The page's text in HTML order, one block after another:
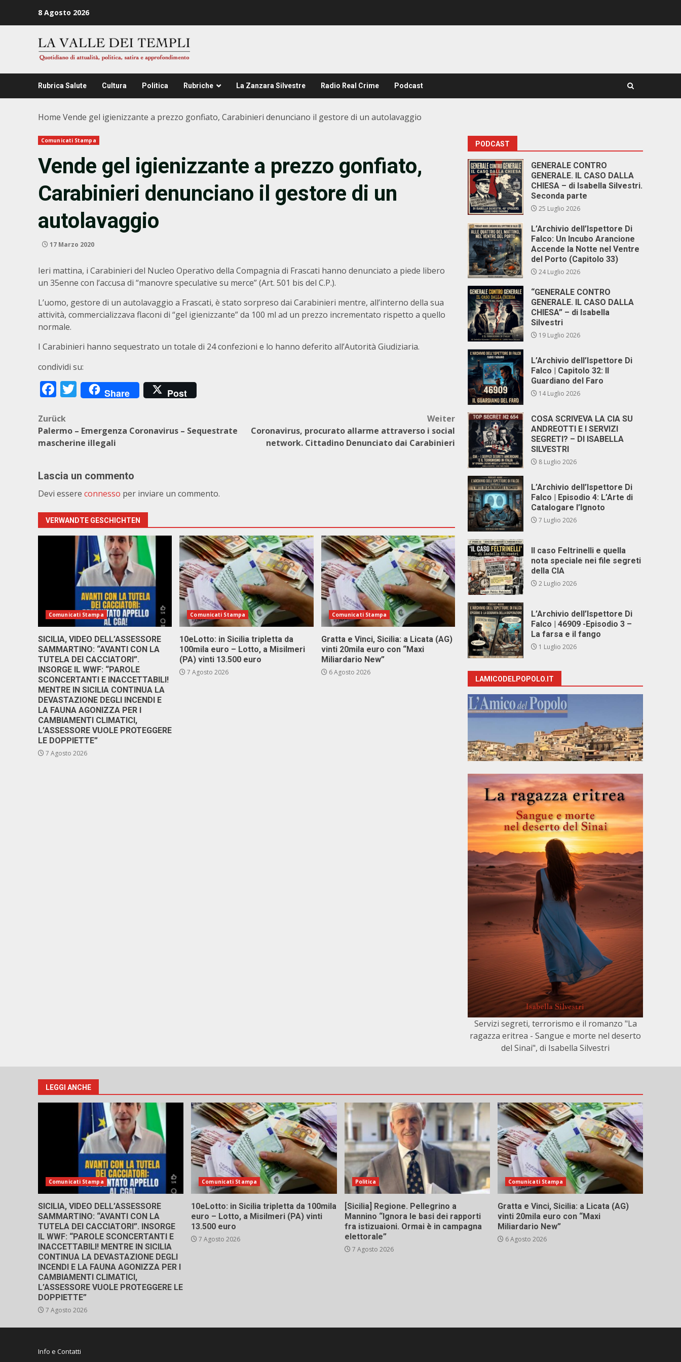
8 Agosto 2026
Rubrica Salute Cultura Politica Rubriche La Zanzara Silvestre Radio Real Crime Podcast
Home Vende gel igienizzante a prezzo gonfiato, Carabinieri denunciano il gestore di un autolavaggio
Comunicati Stampa
Vende gel igienizzante a prezzo gonfiato,
Carabinieri denunciano il gestore di un
autolavaggio
17 Marzo 2020
Ieri mattina, i Carabinieri del Nucleo Operativo della Compagnia di Frascati hanno denunciato a piede libero
un 35enne con l’accusa di “manovre speculative su merce” (Art. 501 bis del C.P.).
L’uomo, gestore di un autolavaggio a Frascati, è stato sorpreso dai Carabinieri mentre, all’interno della sua
attività, commercializzava flaconi di “gel igienizzante” da 100 ml ad un prezzo incrementato rispetto a quello
normale.
I Carabinieri hanno sequestrato un totale di 24 confezioni e lo hanno deferito all’Autorità Giudiziaria.
condividi su:
Facebook
Twitter
Share Post
Beitragsnavigation
Zurück
Palermo – Emergenza Coronavirus – Sequestrate
mascherine illegali
Weiter
Coronavirus, procurato allarme attraverso i social
network. Cittadino Denunciato dai Carabinieri
Lascia un commento
Devi essere connesso per inviare un commento.
VERWANDTE GESCHICHTEN
Comunicati Stampa
SICILIA, VIDEO DELL’ASSESSORE
SAMMARTINO: “AVANTI CON LA
TUTELA DEI CACCIATORI”.
INSORGE IL WWF: “PAROLE
SCONCERTANTI E INACCETTABILI!
MENTRE IN SICILIA CONTINUA LA
DEVASTAZIONE DEGLI INCENDI E
LA FAUNA AGONIZZA PER I
CAMBIAMENTI CLIMATICI,
L’ASSESSORE VUOLE PROTEGGERE
LE DOPPIETTE”
7 Agosto 2026
Comunicati Stampa
10eLotto: in Sicilia tripletta da
100mila euro – Lotto, a Misilmeri
(PA) vinti 13.500 euro
7 Agosto 2026
Comunicati Stampa
Gratta e Vinci, Sicilia: a Licata (AG)
vinti 20mila euro con “Maxi
Miliardario New”
6 Agosto 2026
PODCAST
GENERALE CONTRO
GENERALE. IL CASO DALLA
CHIESA – di Isabella Silvestri.
Seconda parte
25 Luglio 2026
L’Archivio dell’Ispettore Di
Falco: Un Incubo Arancione
Accende la Notte nel Ventre
del Porto (Capitolo 33)
24 Luglio 2026
“GENERALE CONTRO
GENERALE. IL CASO DALLA
CHIESA” – di Isabella
Silvestri
19 Luglio 2026
L’Archivio dell’Ispettore Di
Falco | Capitolo 32: Il
Guardiano del Faro
14 Luglio 2026
COSA SCRIVEVA LA CIA SU
ANDREOTTI E I SERVIZI
SEGRETI? – DI ISABELLA
SILVESTRI
8 Luglio 2026
L’Archivio dell’Ispettore Di
Falco | Episodio 4: L’Arte di
Catalogare l’Ignoto
7 Luglio 2026
Il caso Feltrinelli e quella
nota speciale nei file segreti
della CIA
2 Luglio 2026
L’Archivio dell’Ispettore Di
Falco | 46909 -Episodio 3 –
La farsa e il fango
1 Luglio 2026
LAMICODELPOPOLO.IT
Servizi segreti, terrorismo e il romanzo "La
ragazza eritrea - Sangue e morte nel deserto
del Sinai", di Isabella Silvestri
LEGGI ANCHE
Comunicati Stampa
SICILIA, VIDEO DELL’ASSESSORE
SAMMARTINO: “AVANTI CON LA
TUTELA DEI CACCIATORI”. INSORGE
IL WWF: “PAROLE SCONCERTANTI E
INACCETTABILI! MENTRE IN SICILIA
CONTINUA LA DEVASTAZIONE DEGLI
INCENDI E LA FAUNA AGONIZZA PER I
CAMBIAMENTI CLIMATICI,
L’ASSESSORE VUOLE PROTEGGERE LE
DOPPIETTE”
7 Agosto 2026
Comunicati Stampa
10eLotto: in Sicilia tripletta da 100mila
euro – Lotto, a Misilmeri (PA) vinti
13.500 euro
7 Agosto 2026
Politica
[Sicilia] Regione. Pellegrino a
Mannino “Ignora le basi dei rapporti
fra istizuaioni. Ormai è in campagna
elettorale”
7 Agosto 2026
Comunicati Stampa
Gratta e Vinci, Sicilia: a Licata (AG)
vinti 20mila euro con “Maxi
Miliardario New”
6 Agosto 2026
Info e Contatti